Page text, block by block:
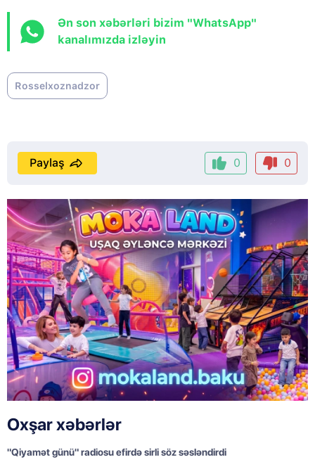
Ən son xəbərləri bizim "WhatsApp"
kanalımızda izləyin
Rosselxoznadzor
0 0
Paylaş
Oxşar xəbərlər
"Qiyamət günü" radiosu efirdə sirli söz səsləndirdi